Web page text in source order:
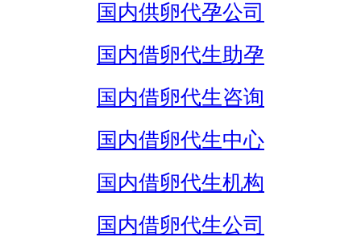
国内供卵代孕公司
国内借卵代生助孕
国内借卵代生咨询
国内借卵代生中心
国内借卵代生机构
国内借卵代生公司